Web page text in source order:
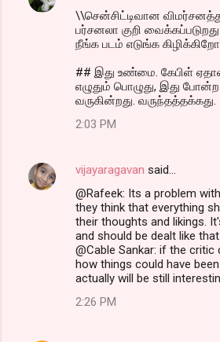
\\சென்சிட்டிவான
பர்சனலா குறி
நீங்க படம் எடுங்க
## இது உண்மை. கேபிள்
எழுதும் பொழுது, இது
வருகின்றது. வருந்தத்தக்கது.
2:03 PM
vijayaragavan said…
@Rafeek: Its a problem
they think that everything
their thoughts and likings.
and should be dealt like that.
@Cable Sankar: if the
how things could have
actually will be still
2:26 PM